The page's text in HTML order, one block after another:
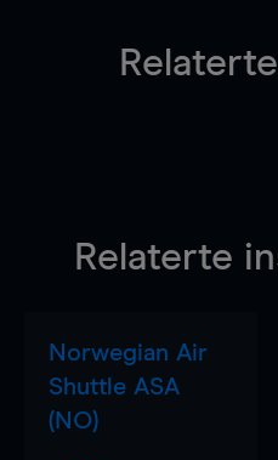
Relaterte
Norwegian Air
Shuttle ASA
(NO)